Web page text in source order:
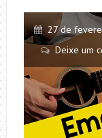
27 de
Deixe um